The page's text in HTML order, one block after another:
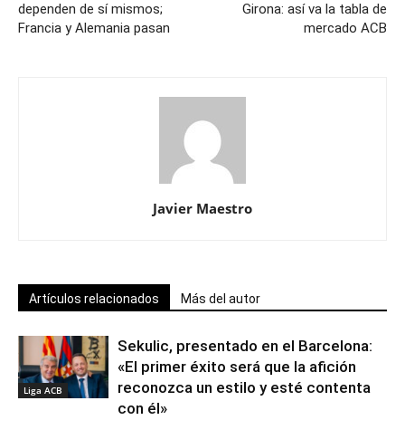
dependen de sí mismos;
Francia y Alemania pasan
Girona: así va la tabla de
mercado ACB
Javier Maestro
Artículos relacionados Más del autor
Liga ACB
Sekulic, presentado en el Barcelona:
«El primer éxito será que la afición
reconozca un estilo y esté contenta
con él»